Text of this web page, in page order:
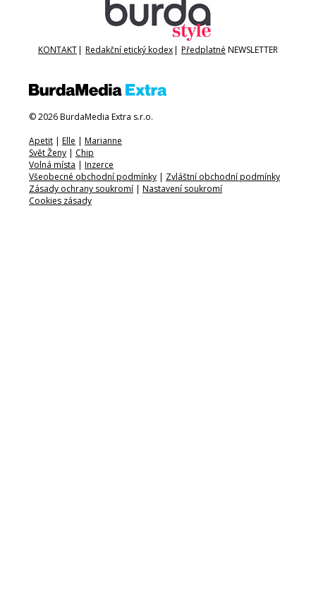
KONTAKT| Redakční etický kodex| Předplatné NEWSLETTER
© 2026 BurdaMedia Extra s.r.o.
Apetit | Elle | Marianne
Svět Ženy | Chip
Volná místa | Inzerce
Všeobecné obchodní podmínky | Zvláštní obchodní podmínky
Zásady ochrany soukromí | Nastavení soukromí
Cookies zásady